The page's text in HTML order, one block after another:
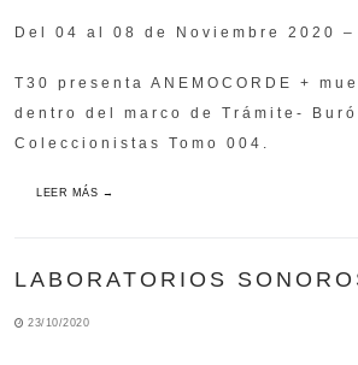
Del 04 al 08 de Noviembre 2020 –
T30 presenta ANEMOCORDE +
dentro del marco de Trámite- Buró
Coleccionistas Tomo 004.
LEER MÁS →
LABORATORIOS
23/10/2020